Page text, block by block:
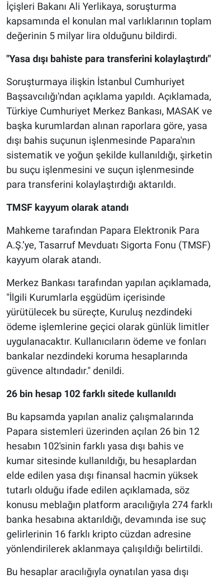
İçişleri Bakanı Ali Yerlikaya, soruşturma
kapsamında el konulan mal varlıklarının toplam
değerinin 5 milyar lira olduğunu bildirdi.
"Yasa dışı bahiste para transferini kolaylaştırdı"
Soruşturmaya ilişkin İstanbul Cumhuriyet
Başsavcılığı'ndan açıklama yapıldı. Açıklamada,
Türkiye Cumhuriyet Merkez Bankası, MASAK ve
başka kurumlardan alınan raporlara göre, yasa
dışı bahis suçunun işlenmesinde Papara'nın
sistematik ve yoğun şekilde kullanıldığı, şirketin
bu suçu işlenmesini ve suçun işlenmesinde
para transferini kolaylaştırdığı aktarıldı.
TMSF kayyum olarak atandı
Mahkeme tarafından Papara Elektronik Para
A.Ş.’ye, Tasarruf Mevduatı Sigorta Fonu (TMSF)
kayyum olarak atandı.
Merkez Bankası tarafından yapılan açıklamada,
"İlgili Kurumlarla eşgüdüm içerisinde
yürütülecek bu süreçte, Kuruluş nezdindeki
ödeme işlemlerine geçici olarak günlük limitler
uygulanacaktır. Kullanıcıların ödeme ve fonları
bankalar nezdindeki koruma hesaplarında
güvence altındadır." denildi.
26 bin hesap 102 farklı sitede kullanıldı
Bu kapsamda yapılan analiz çalışmalarında
Papara sistemleri üzerinden açılan 26 bin 12
hesabın 102'sinin farklı yasa dışı bahis ve
kumar sitesinde kullanıldığı, bu hesaplardan
elde edilen yasa dışı finansal hacmin yüksek
tutarlı olduğu ifade edilen açıklamada, söz
konusu meblağın platform aracılığıyla 274 farklı
banka hesabına aktarıldığı, devamında ise suç
gelirlerinin 16 farklı kripto cüzdan adresine
yönlendirilerek aklanmaya çalışıldığı belirtildi.
Bu hesaplar aracılığıyla oynatılan yasa dışı